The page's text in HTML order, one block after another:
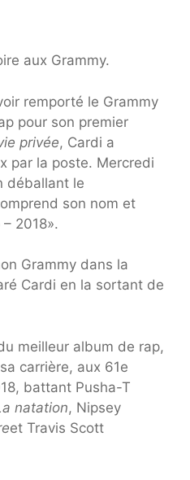
aux Grammy.
remporté le Grammy
pour son premier
privée, Cardi a
par la poste. Mercredi
déballant le
son nom et
2018».
Grammy dans la
Cardi en la sortant de
meilleur album de rap,
carrière, aux 61e
battant Pusha-T
natation, Nipsey
et Travis Scott